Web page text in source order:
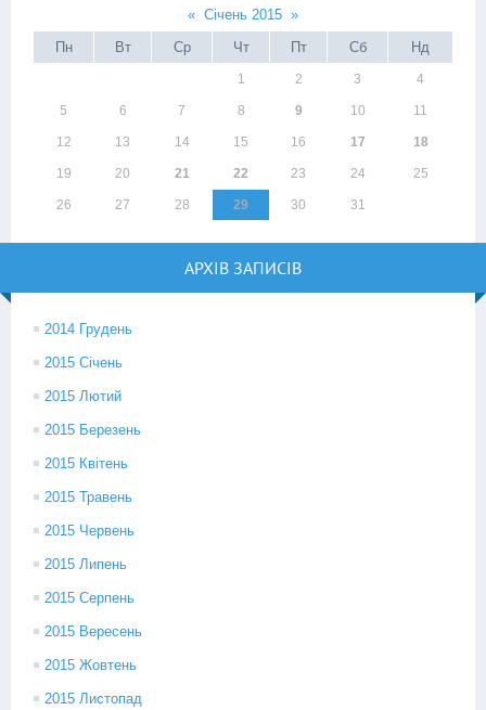
« Січень 2015 »
Пн
Вт Ср Чт Пт Сб Нд
1 2 3 4
5 6 7 8 9 10 11
12 13 14 15 16 17 18
19 20 21 22 23 24 25
26 27 28 29 30 31
АРХІВ ЗАПИСІВ
2014 Грудень
2015 Січень
2015 Лютий
2015 Березень
2015 Квітень
2015 Травень
2015 Червень
2015 Липень
2015 Серпень
2015 Вересень
2015 Жовтень
2015 Листопад